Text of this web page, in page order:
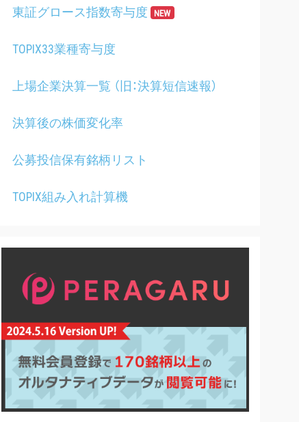
東証グロース指数寄与度 NEW
TOPIX33業種寄与度
上場企業決算一覧 （旧：決算短信速報）
決算後の株価変化率
公募投信保有銘柄リスト
TOPIX組み入れ計算機